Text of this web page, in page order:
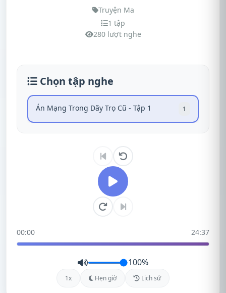
Truyện Ma
1 tập
280 lượt nghe
Chọn tập nghe
Án Mạng Trong Dãy Trọ Cũ - Tập 1 1
00:00 24:37
100%
1x Hẹn giờ Lịch sử